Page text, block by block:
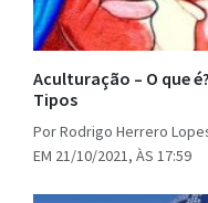
Aculturação – O que
Tipos
Por Rodrigo Herrero
EM 21/10/2021, ÀS 17:59